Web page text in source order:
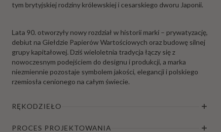
tym brytyjskiej rodziny królewskiej i cesarskiego dworu Japonii.
Lata 90. otworzyły nowy rozdział w historii marki – prywatyzację,
debiut na Giełdzie Papierów Wartościowych oraz budowę silnej
grupy kapitałowej. Dziś wieloletnia tradycja łączy się z
nowoczesnym podejściem do designu i produkcji, a marka
niezmiennie pozostaje symbolem jakości, elegancji i polskiego
rzemiosła cenionego na całym świecie.
RĘKODZIEŁO
PROCES PROJEKTOWANIA